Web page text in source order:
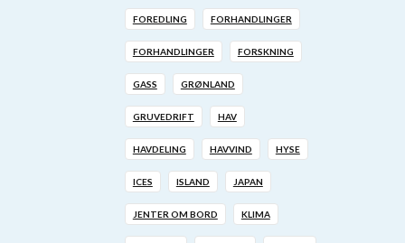
FOREDLING FORHANDLINGER
FORHANDLINGER FORSKNING
GASS GRØNLAND
GRUVEDRIFT HAV
HAVDELING HAVVIND HYSE
ICES ISLAND JAPAN
JENTER OM BORD KLIMA